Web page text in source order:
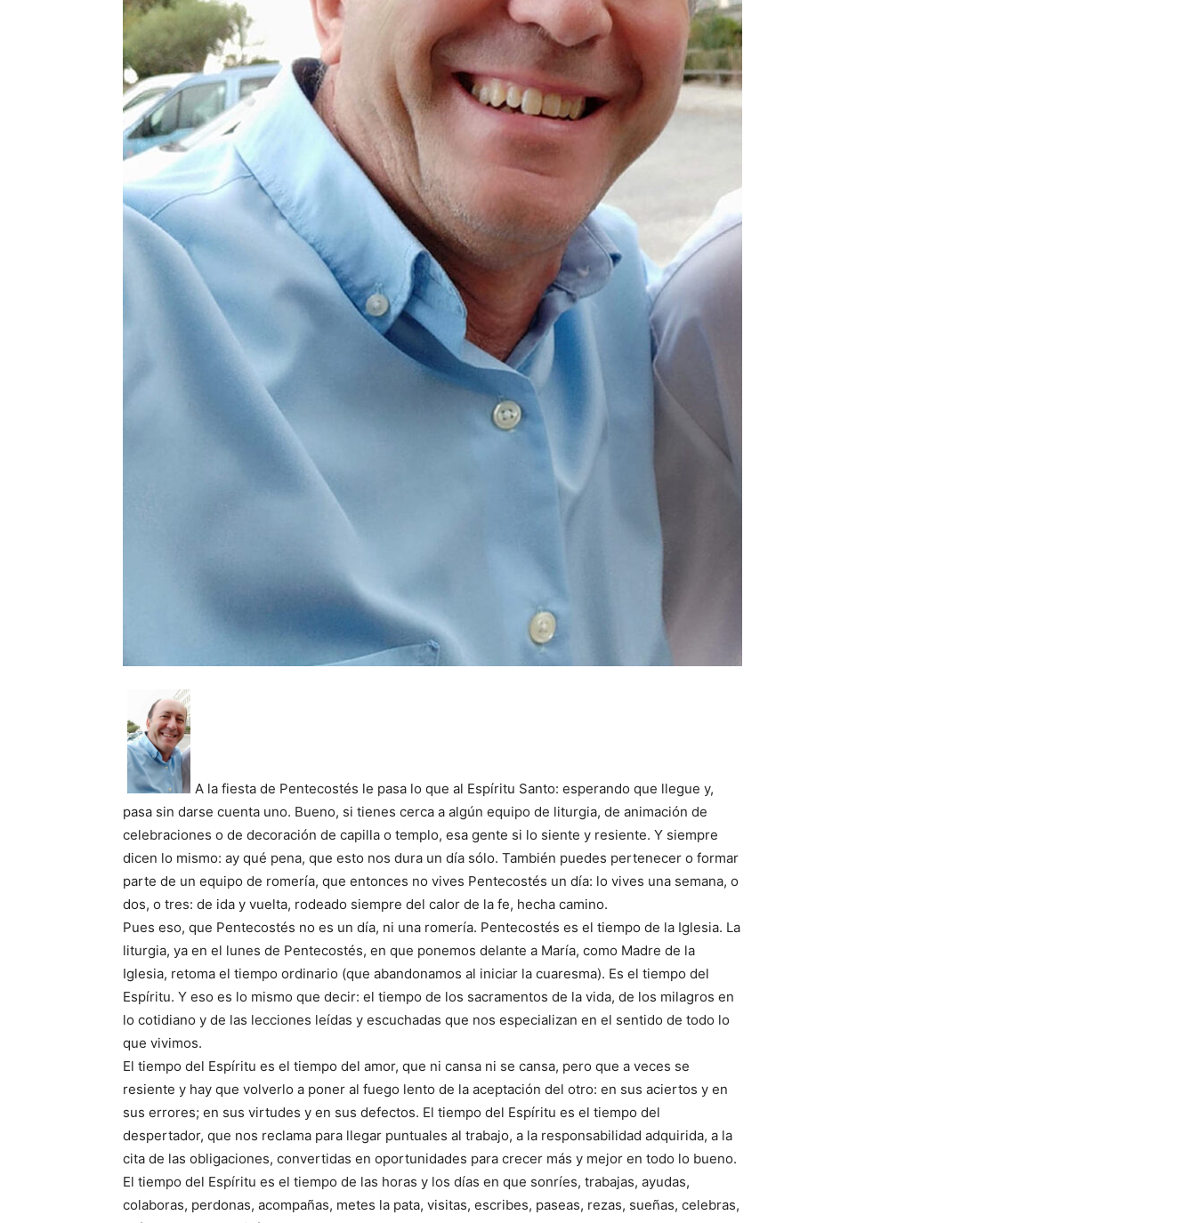
A la fiesta de Pentecostés le pasa lo que al Espíritu Santo: esperando que llegue y,
pasa sin darse cuenta uno. Bueno, si tienes cerca a algún equipo de liturgia, de animación de
celebraciones o de decoración de capilla o templo, esa gente si lo siente y resiente. Y siempre
dicen lo mismo: ay qué pena, que esto nos dura un día sólo. También puedes pertenecer o formar
parte de un equipo de romería, que entonces no vives Pentecostés un día: lo vives una semana, o
dos, o tres: de ida y vuelta, rodeado siempre del calor de la fe, hecha camino.
Pues eso, que Pentecostés no es un día, ni una romería. Pentecostés es el tiempo de la Iglesia. La
liturgia, ya en el lunes de Pentecostés, en que ponemos delante a María, como Madre de la
Iglesia, retoma el tiempo ordinario (que abandonamos al iniciar la cuaresma). Es el tiempo del
Espíritu. Y eso es lo mismo que decir: el tiempo de los sacramentos de la vida, de los milagros en
lo cotidiano y de las lecciones leídas y escuchadas que nos especializan en el sentido de todo lo
que vivimos.
El tiempo del Espíritu es el tiempo del amor, que ni cansa ni se cansa, pero que a veces se
resiente y hay que volverlo a poner al fuego lento de la aceptación del otro: en sus aciertos y en
sus errores; en sus virtudes y en sus defectos. El tiempo del Espíritu es el tiempo del
despertador, que nos reclama para llegar puntuales al trabajo, a la responsabilidad adquirida, a la
cita de las obligaciones, convertidas en oportunidades para crecer más y mejor en todo lo bueno.
El tiempo del Espíritu es el tiempo de las horas y los días en que sonríes, trabajas, ayudas,
colaboras, perdonas, acompañas, metes la pata, visitas, escribes, paseas, rezas, sueñas, celebras,